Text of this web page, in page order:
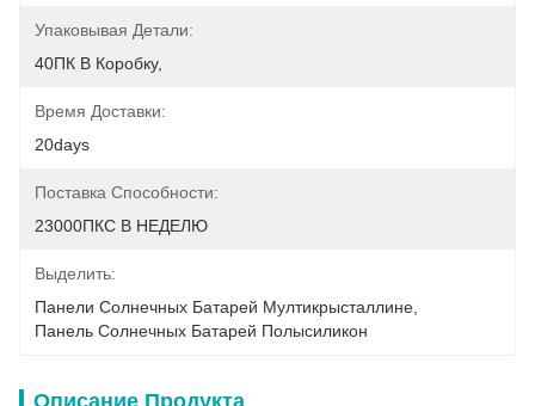
Упаковывая Детали:
40ПК В Коробку,
Время Доставки:
20days
Поставка Способности:
23000ПКС В НЕДЕЛЮ
Выделить:
Панели Солнечных Батарей Мултикрысталлине
Панель Солнечных Батарей Полысиликон
Описание Продукта